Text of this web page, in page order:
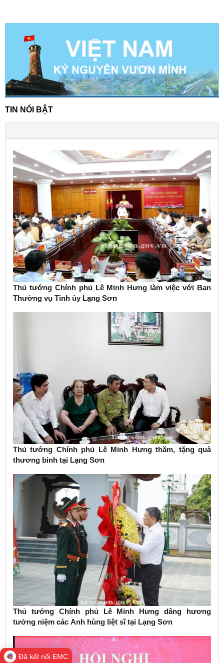
TIN NỔI BẬT
Thủ tướng Chính phủ Lê Minh Hưng làm việc với Ban
Thường vụ Tỉnh ủy Lạng Sơn
Thủ tướng Chính phủ Lê Minh Hưng thăm, tặng quà
thương binh tại Lạng Sơn
Thủ tướng Chính phủ Lê Minh Hưng dâng hương
tưởng niệm các Anh hùng liệt sĩ tại Lạng Sơn
Đã kết nối EMC